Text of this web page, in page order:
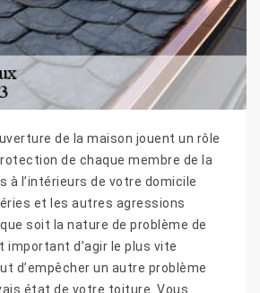
de la maison jouent un rôle
de chaque membre de la
à l’intérieurs de votre domicile
et les autres agressions
soit la nature de problème de
d’agir le plus vite
d’empêcher un autre problème
état de votre toiture. Vous